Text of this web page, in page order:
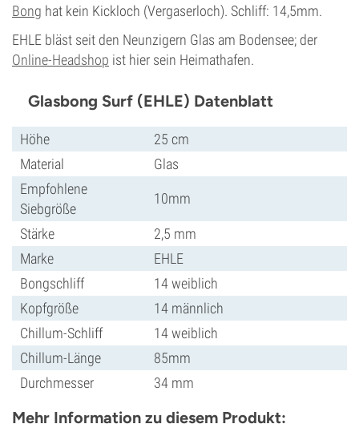
Bong hat kein Kickloch (Vergaserloch). Schliff: 14,5mm.
EHLE bläst seit den Neunzigern Glas am Bodensee; der
Online-Headshop ist hier sein Heimathafen.
Glasbong Surf (EHLE) Datenblatt
Höhe
25 cm
Material
Glas
Empfohlene
Siebgröße
10mm
Stärke
2,5 mm
Marke
EHLE
Bongschliff
14 weiblich
Kopfgröße
14 männlich
Chillum-Schliff
14 weiblich
Chillum-Länge
85mm
Durchmesser
34 mm
Mehr Information zu diesem Produkt: